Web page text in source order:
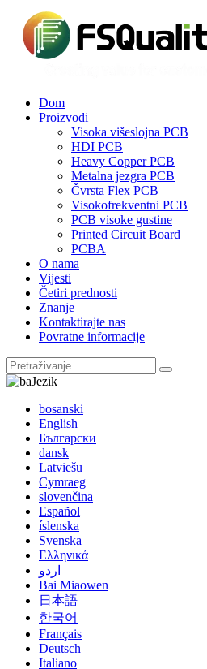
Dom
Proizvodi
Visoka višeslojna PCB
HDI PCB
Heavy Copper PCB
Metalna jezgra PCB
Čvrsta Flex PCB
Visokofrekventni PCB
PCB visoke gustine
Printed Circuit Board
PCBA
O nama
Vijesti
Četiri prednosti
Znanje
Kontaktirajte nas
Povratne informacije
Jezik
bosanski
English
Български
dansk
Latviešu
Cymraeg
slovenčina
Español
íslenska
Svenska
Ελληνικά
اردو
Bai Miaowen
日本語
한국어
Français
Deutsch
Italiano